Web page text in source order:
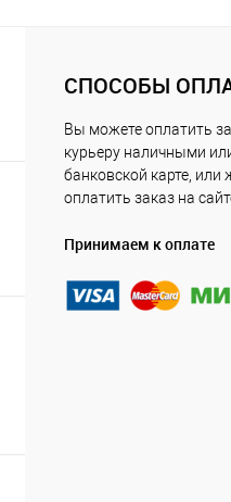
СПОСОБЫ
Вы можете оплатить
курьеру наличными
банковской карте, или
оплатить заказ на
Принимаем к оплате